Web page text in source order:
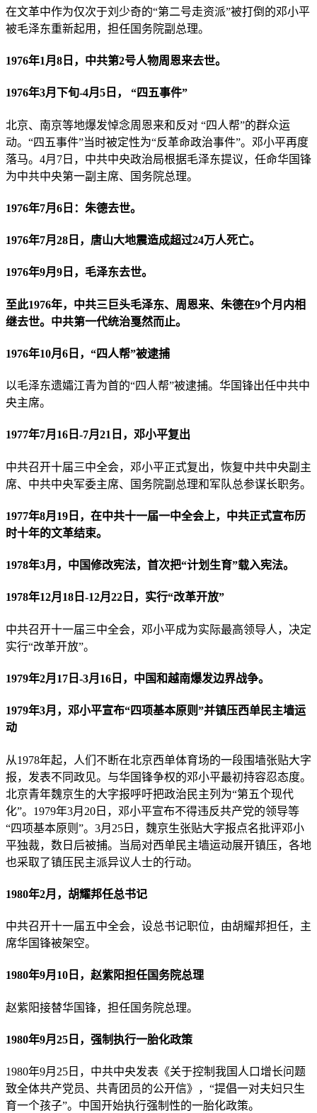
在文革中作为仅次于刘少奇的“第二号走资派”被打倒的邓小平
被毛泽东重新起用，担任国务院副总理。
1976年1月8日，中共第2号人物周恩来去世。
1976年3月下旬-4月5日， “四五事件”
北京、南京等地爆发悼念周恩来和反对 “四人帮”的群众运
动。“四五事件”当时被定性为“反革命政治事件”。邓小平再度
落马。4月7日，中共中央政治局根据毛泽东提议，任命华国锋
为中共中央第一副主席、国务院总理。
1976年7月6日：朱德去世。
1976年7月28日，唐山大地震造成超过24万人死亡。
1976年9月9日，毛泽东去世。
至此1976年，中共三巨头毛泽东、周恩来、朱德在9个月内相
继去世。中共第一代统治戛然而止。
1976年10月6日，“四人帮”被逮捕
以毛泽东遗孀江青为首的“四人帮”被逮捕。华国锋出任中共中
央主席。
1977年7月16日-7月21日，邓小平复出
中共召开十届三中全会，邓小平正式复出，恢复中共中央副主
席、中共中央军委主席、国务院副总理和军队总参谋长职务。
1977年8月19日，在中共十一届一中全会上，中共正式宣布历
时十年的文革结束。
1978年3月，中国修改宪法，首次把“计划生育”载入宪法。
1978年12月18日-12月22日，实行“改革开放”
中共召开十一届三中全会，邓小平成为实际最高领导人，决定
实行“改革开放”。
1979年2月17日-3月16日，中国和越南爆发边界战争。
1979年3月，邓小平宣布“四项基本原则”并镇压西单民主墙运
动
从1978年起，人们不断在北京西单体育场的一段围墙张贴大字
报，发表不同政见。与华国锋争权的邓小平最初持容忍态度。
北京青年魏京生的大字报呼吁把政治民主列为“第五个现代
化”。1979年3月20日，邓小平宣布不得违反共产党的领导等
“四项基本原则”。3月25日，魏京生张贴大字报点名批评邓小
平独裁，数日后被捕。当局对西单民主墙运动展开镇压，各地
也采取了镇压民主派异议人士的行动。
1980年2月，胡耀邦任总书记
中共召开十一届五中全会，设总书记职位，由胡耀邦担任，主
席华国锋被架空。
1980年9月10日，赵紫阳担任国务院总理
赵紫阳接替华国锋，担任国务院总理。
1980年9月25日，强制执行一胎化政策
1980年9月25日，中共中央发表《关于控制我国人口增长问题
致全体共产党员、共青团员的公开信》，“提倡一对夫妇只生
育一个孩子”。中国开始执行强制性的一胎化政策。